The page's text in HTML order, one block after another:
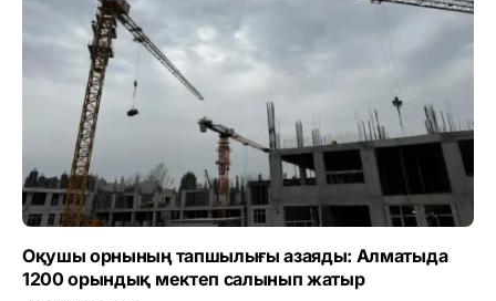
Оқушы орнының тапшылығы азаяды: Алматыда
1200 орындық мектеп салынып жатыр